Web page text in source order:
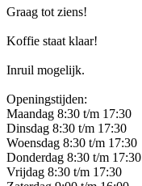
Graag tot ziens!
Koffie staat klaar!
Inruil mogelijk.
Openingstijden:
Maandag 8:30 t/m 17:30
Dinsdag 8:30 t/m 17:30
Woensdag 8:30 t/m 17:30
Donderdag 8:30 t/m 17:30
Vrijdag 8:30 t/m 17:30